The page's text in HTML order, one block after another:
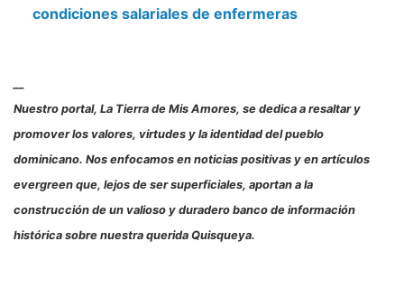
condiciones salariales de enfermeras
Nuestro portal, La Tierra de Mis Amores, se dedica a resaltar y
promover los valores, virtudes y la identidad del pueblo
dominicano. Nos enfocamos en noticias positivas y en artículos
evergreen que, lejos de ser superficiales, aportan a la
construcción de un valioso y duradero banco de información
histórica sobre nuestra querida Quisqueya.